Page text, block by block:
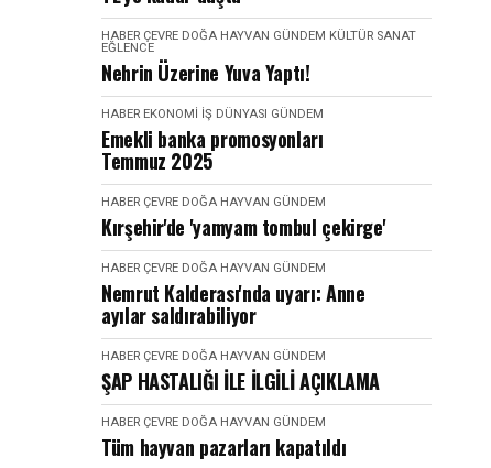
HABER ÇEVRE DOĞA HAYVAN GÜNDEM KÜLTÜR SANAT
EĞLENCE
Nehrin Üzerine Yuva Yaptı!
HABER EKONOMI İŞ DÜNYASI GÜNDEM
Emekli banka promosyonları
Temmuz 2025
HABER ÇEVRE DOĞA HAYVAN GÜNDEM
Kırşehir'de 'yamyam tombul çekirge'
HABER ÇEVRE DOĞA HAYVAN GÜNDEM
Nemrut Kalderası'nda uyarı: Anne
ayılar saldırabiliyor
HABER ÇEVRE DOĞA HAYVAN GÜNDEM
ŞAP HASTALIĞI İLE İLGİLİ AÇIKLAMA
HABER ÇEVRE DOĞA HAYVAN GÜNDEM
Tüm hayvan pazarları kapatıldı